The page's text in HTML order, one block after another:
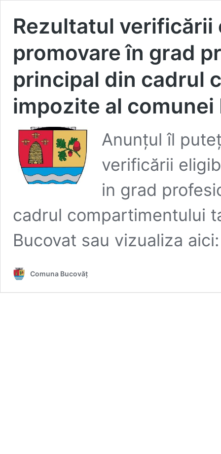
Rezultatul verificării
promovare în grad
principal din cadrul
impozite al comunei
Anunțul îl
verificării
in grad
cadrul compartimentului
Bucovat sau vizualiza aici:
Comuna Bucovăț